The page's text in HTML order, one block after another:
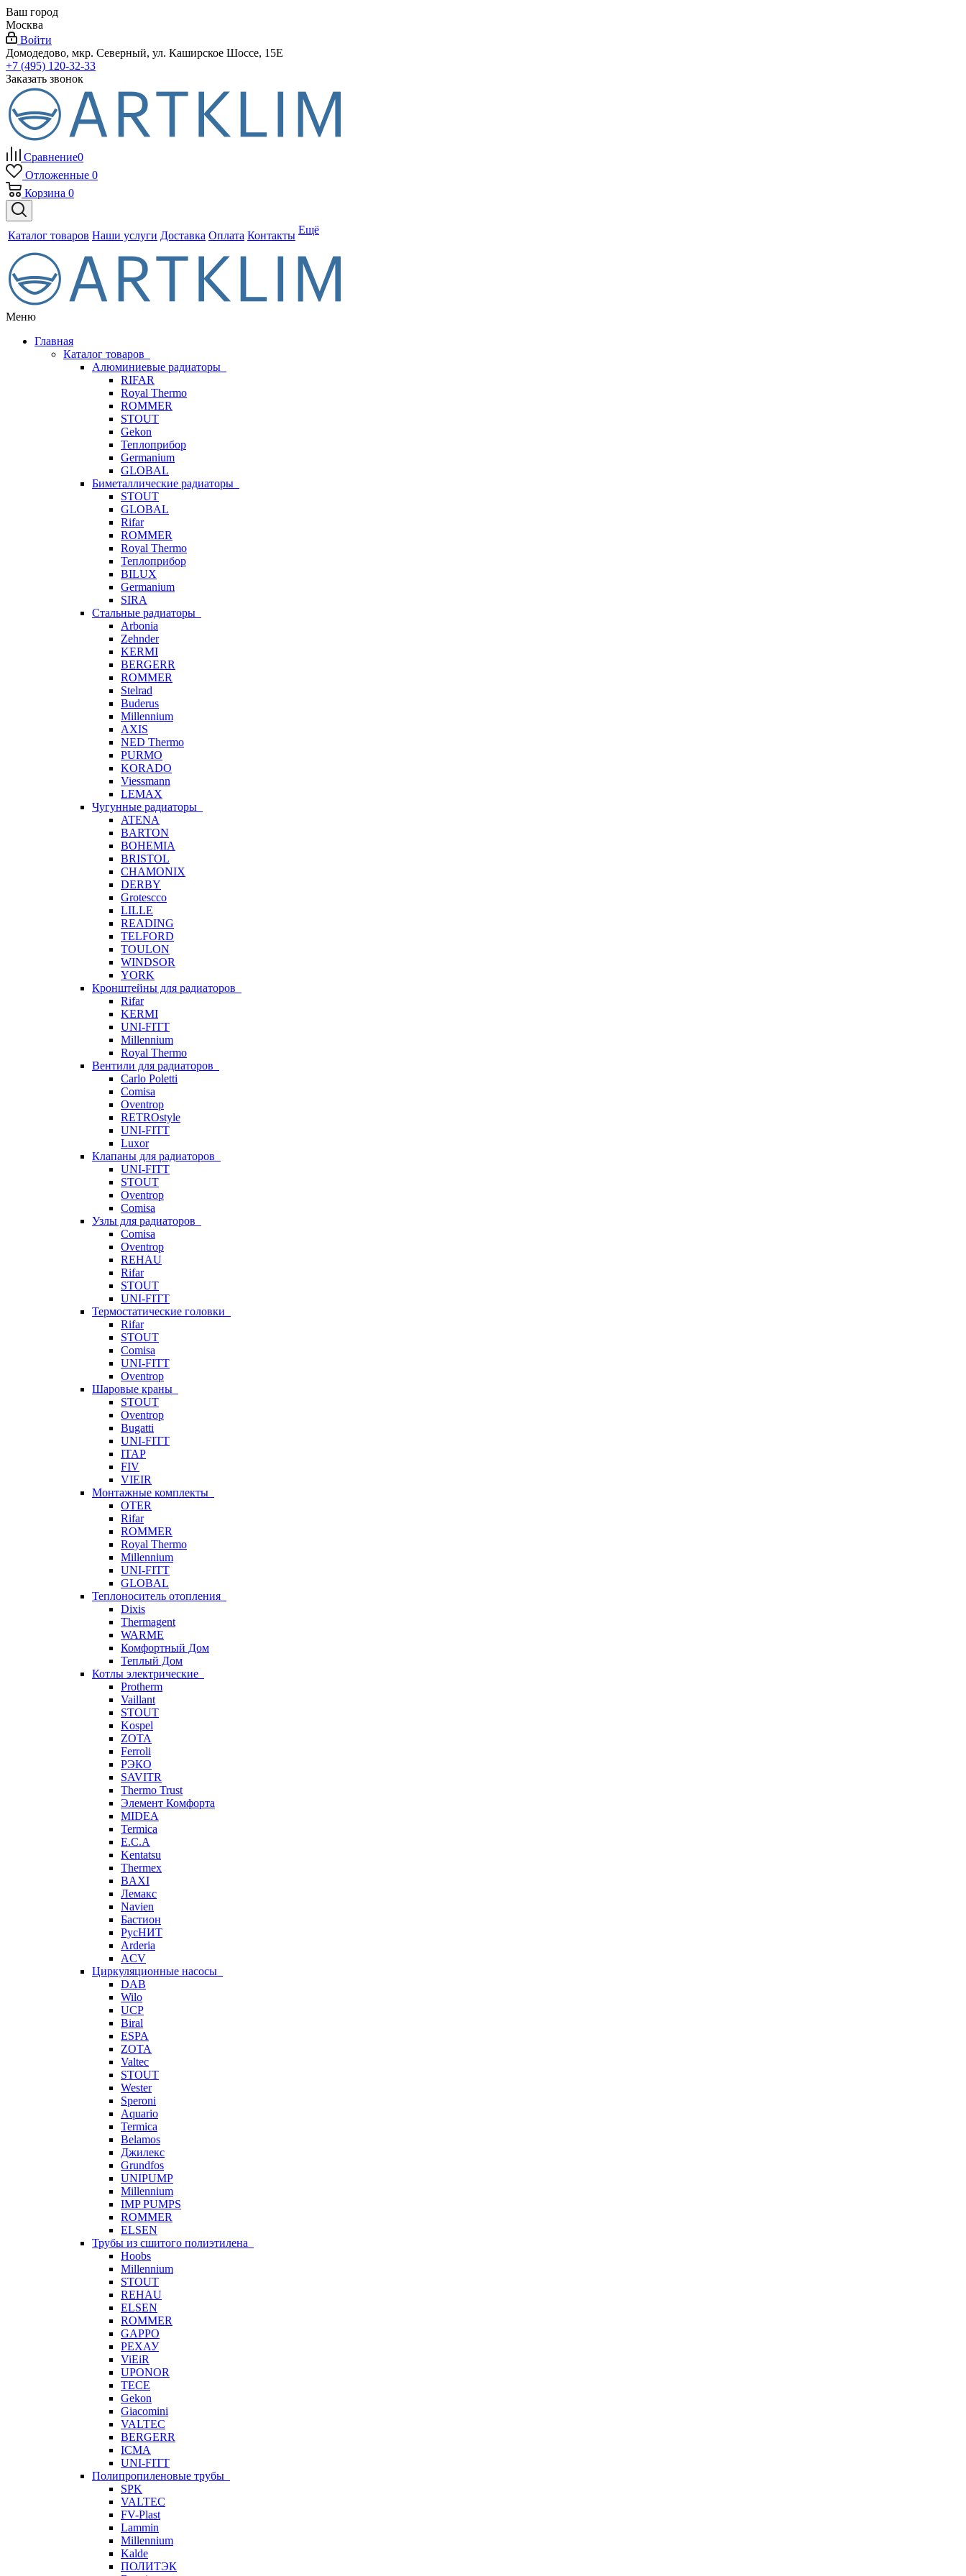
Ваш город
Москва
Войти
Домодедово, мкр. Северный, ул. Каширское Шоссе, 15Е
+7 (495) 120-32-33
Заказать звонок
Сравнение0
Отложенные 0
Корзина 0
Каталог товаров Наши услуги Доставка Оплата Контакты Ещё
Меню
Главная
Каталог товаров
Алюминиевые радиаторы
RIFAR
Royal Thermo
ROMMER
STOUT
Gekon
Теплоприбор
Germanium
GLOBAL
Биметаллические радиаторы
STOUT
GLOBAL
Rifar
ROMMER
Royal Thermo
Теплоприбор
BILUX
Germanium
SIRA
Стальные радиаторы
Arbonia
Zehnder
KERMI
BERGERR
ROMMER
Stelrad
Buderus
Millennium
AXIS
NED Thermo
PURMO
KORADO
Viessmann
LEMAX
Чугунные радиаторы
ATENA
BARTON
BOHEMIA
BRISTOL
CHAMONIX
DERBY
Grotescco
LILLE
READING
TELFORD
TOULON
WINDSOR
YORK
Кронштейны для радиаторов
Rifar
KERMI
UNI-FITT
Millennium
Royal Thermo
Вентили для радиаторов
Carlo Poletti
Comisa
Oventrop
RETROstyle
UNI-FITT
Luxor
Клапаны для радиаторов
UNI-FITT
STOUT
Oventrop
Comisa
Узлы для радиаторов
Comisa
Oventrop
REHAU
Rifar
STOUT
UNI-FITT
Термостатические головки
Rifar
STOUT
Comisa
UNI-FITT
Oventrop
Шаровые краны
STOUT
Oventrop
Bugatti
UNI-FITT
ITAP
FIV
VIEIR
Монтажные комплекты
OTER
Rifar
ROMMER
Royal Thermo
Millennium
UNI-FITT
GLOBAL
Теплоноситель отопления
Dixis
Thermagent
WARME
Комфортный Дом
Теплый Дом
Котлы электрические
Protherm
Vaillant
STOUT
Kospel
ZOTA
Ferroli
РЭКО
SAVITR
Thermo Trust
Элемент Комфорта
MIDEA
Termica
E.C.A
Kentatsu
Thermex
BAXI
Лемакс
Navien
Бастион
РусНИТ
Arderia
ACV
Циркуляционные насосы
DAB
Wilo
UCP
Biral
ESPA
ZOTA
Valtec
STOUT
Wester
Speroni
Aquario
Termica
Belamos
Джилекс
Grundfos
UNIPUMP
Millennium
IMP PUMPS
ROMMER
ELSEN
Трубы из сшитого полиэтилена
Hoobs
Millennium
STOUT
REHAU
ELSEN
ROMMER
GAPPO
РЕХАУ
ViEiR
UPONOR
TECE
Gekon
Giacomini
VALTEC
BERGERR
ICMA
UNI-FITT
Полипропиленовые трубы
SPK
VALTEC
FV-Plast
Lammin
Millennium
Kalde
ПОЛИТЭК